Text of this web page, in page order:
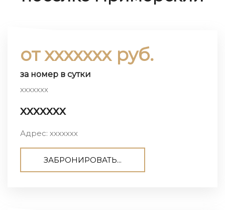
от ххххххх руб.
за номер в сутки
ххххххх
ххххххх
Адрес: ххххххх
ЗАБРОНИРОВАТЬ...